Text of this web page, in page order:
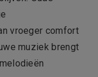
vroeger comfort
muziek brengt